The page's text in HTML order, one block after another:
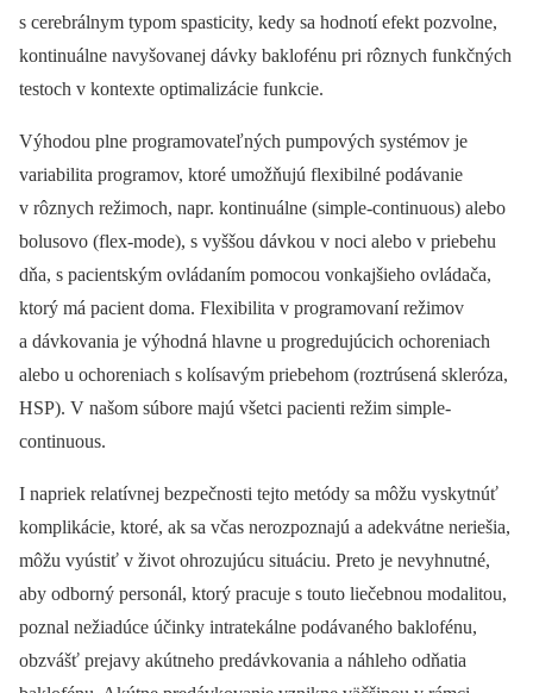
s cerebrálnym typom spasticity, kedy sa hodnotí efekt pozvolne,
kontinuálne navyšovanej dávky baklofénu pri rôznych funkčných
testoch v kontexte optimalizácie funkcie.
Výhodou plne programovateľných pumpových systémov je
variabilita programov, ktoré umožňujú flexibilné podávanie
v rôznych režimoch, napr. kontinuálne (simple-continuous) alebo
bolusovo (flex-mode), s vyššou dávkou v noci alebo v priebehu
dňa, s pacientským ovládaním pomocou vonkajšieho ovládača,
ktorý má pacient doma. Flexibilita v programovaní režimov
a dávkovania je výhodná hlavne u progredujúcich ochoreniach
alebo u ochoreniach s kolísavým priebehom (roztrúsená skleróza,
HSP). V našom súbore majú všetci pacienti režim simple-
continuous.
I napriek relatívnej bezpečnosti tejto metódy sa môžu vyskytnúť
komplikácie, ktoré, ak sa včas nerozpoznajú a adekvátne neriešia,
môžu vyústiť v život ohrozujúcu situáciu. Preto je nevyhnutné,
aby odborný personál, ktorý pracuje s touto liečebnou modalitou,
poznal nežiadúce účinky intratekálne podávaného baklofénu,
obzvášť prejavy akútneho predávkovania a náhleho odňatia